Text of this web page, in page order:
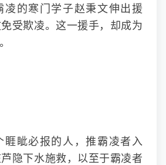
凌的寒门学子赵秉文伸出援
受欺凌。这一援手，却成为
睚眦必报的人，推霸凌者入
隐下水施救，以至于霸凌者